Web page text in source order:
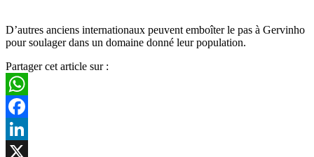
D’autres anciens internationaux peuvent emboîter le pas à Gervinho
pour soulager dans un domaine donné leur population.
Partager cet article sur :
WhatsApp
Facebook
LinkedIn